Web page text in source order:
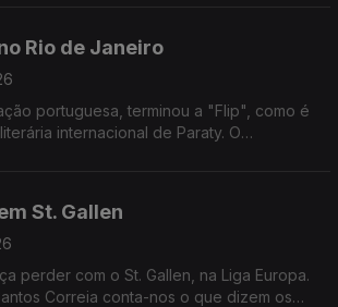
Rio de Janeiro
portuguesa, terminou a "Flip", como é
internacional de Paraty. O
St. Gallen
perder com o St. Gallen, na Liga Europa.
Correia conta-nos o que dizem os